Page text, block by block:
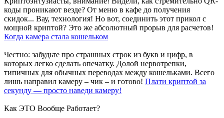
коды проникают везде? От меню в кафе до получения
скидок... Вау, технология! Но вот, соединить этот прикол с
мощной криптой? Это же абсолютный прорыв для расчетов!
Когда камера стала кошельком
Честно: забудьте про страшных строк из букв и цифр, в
которых легко сделать опечатку. Долой нервотрепки,
типичных для обычных переводах между кошельками. Всего
лишь направил камеру – чик – и готово! Плати криптой за
секунду — просто наведи камеру!
Как ЭТО Вообще Работает?